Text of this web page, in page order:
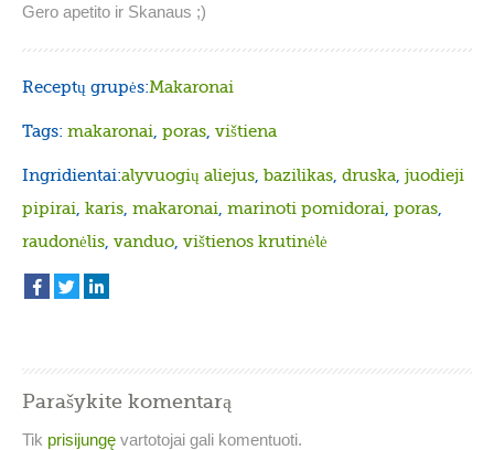
Gero apetito ir Skanaus ;)
Receptų grupės:Makaronai
Tags: makaronai poras vištiena
Ingridientai:alyvuogių aliejus bazilikas druska juodieji
pipirai karis makaronai marinoti pomidorai poras
raudonėlis vanduo vištienos krutinėlė
Parašykite komentarą
Tik prisijungę vartotojai gali komentuoti.